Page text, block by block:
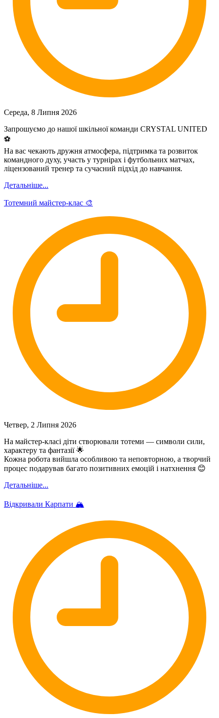
Середа, 8 Липня 2026
Запрошуємо до нашої шкільної команди CRYSTAL UNITED
⚽️
На вас чекають дружня атмосфера, підтримка та розвиток
командного духу, участь у турнірах і футбольних матчах,
ліцензований тренер та сучасний підхід до навчання.
Детальніше...
Тотемний майстер-клас 🎨
Четвер, 2 Липня 2026
На майстер-класі діти створювали тотеми — символи сили,
характеру та фантазії 🌟
Кожна робота вийшла особливою та неповторною, а творчий
процес подарував багато позитивних емоцій і натхнення 😊
Детальніше...
Відкривали Карпати 🏔️